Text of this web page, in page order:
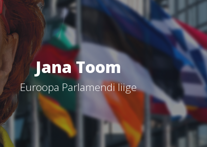
Jana Toom
Euroopa Parlamendi liige